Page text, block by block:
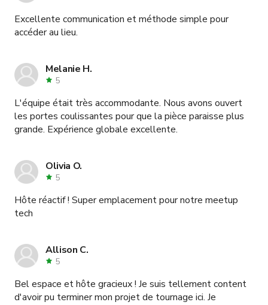
Excellente communication et méthode simple pour
accéder au lieu.
Melanie H.
5
L'équipe était très accommodante. Nous avons ouvert
les portes coulissantes pour que la pièce paraisse plus
grande. Expérience globale excellente.
Olivia O.
5
Hôte réactif ! Super emplacement pour notre meetup
tech
Allison C.
5
Bel espace et hôte gracieux ! Je suis tellement content
d'avoir pu terminer mon projet de tournage ici. Je